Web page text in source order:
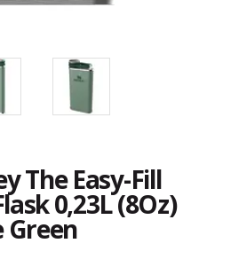
The Easy-Fill
0,23L (8Oz)